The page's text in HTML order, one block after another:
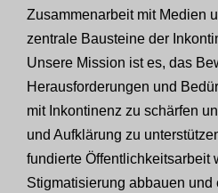
Zusammenarbeit mit Medien
zentrale Bausteine der
Unsere Mission ist es, das
Herausforderungen und
mit Inkontinenz zu schärfen
und Aufklärung zu
fundierte Öffentlichkeitsarbeit
Stigmatisierung abbauen und